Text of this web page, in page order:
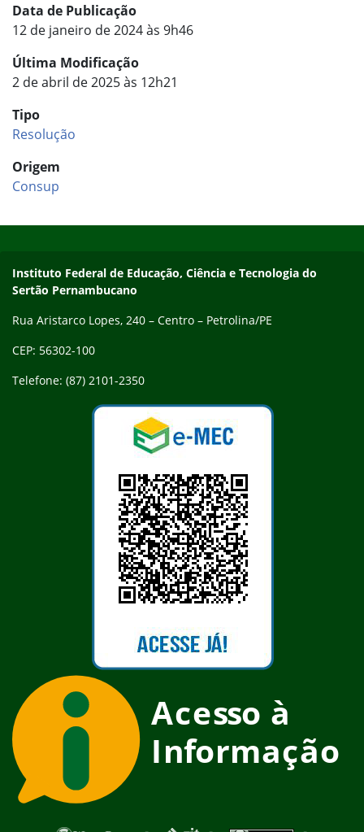
Data de Publicação
12 de janeiro de 2024 às 9h46
Última Modificação
2 de abril de 2025 às 12h21
Tipo
Resolução
Origem
Consup
Endereço
Instituto Federal de Educação, Ciência e Tecnologia do
Sertão Pernambucano
Rua Aristarco Lopes, 240 – Centro – Petrolina/PE
CEP: 56302-100
Telefone: (87) 2101-2350